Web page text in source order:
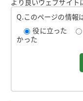
より良いウェブサイト
Q.このページの情報
役に立った
かった